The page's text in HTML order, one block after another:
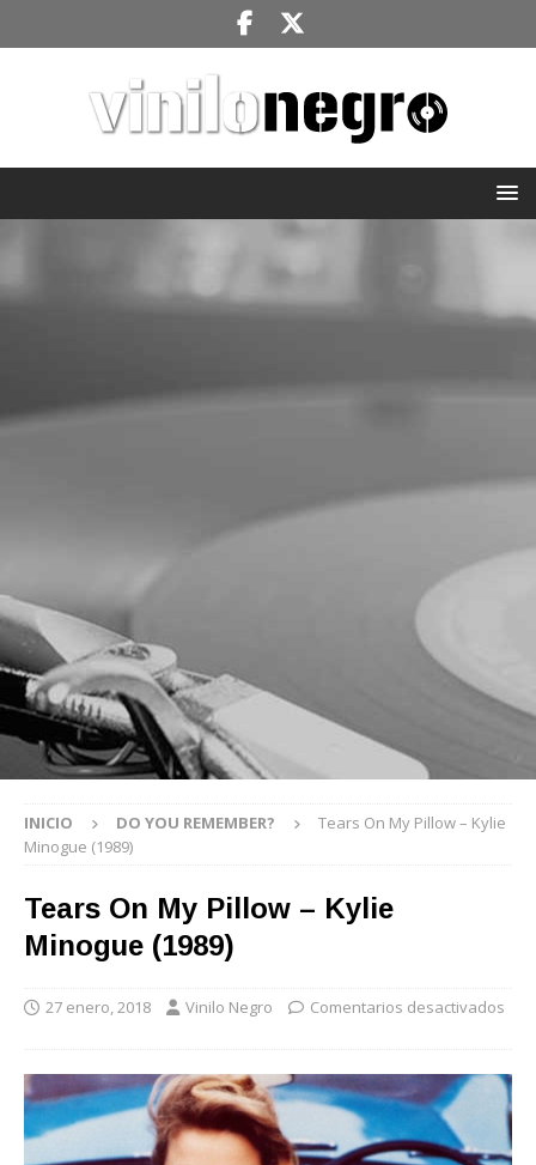
INICIO DO YOU REMEMBER?
Tears On My Pillow – Kylie
Minogue (1989)
Tears On My Pillow – Kylie
Minogue (1989)
27 enero, 2018 Vinilo Negro Comentarios desactivados